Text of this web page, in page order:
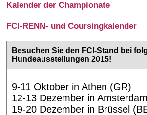
Kalender der Championate
FCI-RENN- und Coursingkalender
Besuchen Sie den FCI-Stand bei
Hundeausstellungen 2015!
9-11 Oktober in Athen (GR)
12-13 Dezember in
19-20 Dezember in Brüssel